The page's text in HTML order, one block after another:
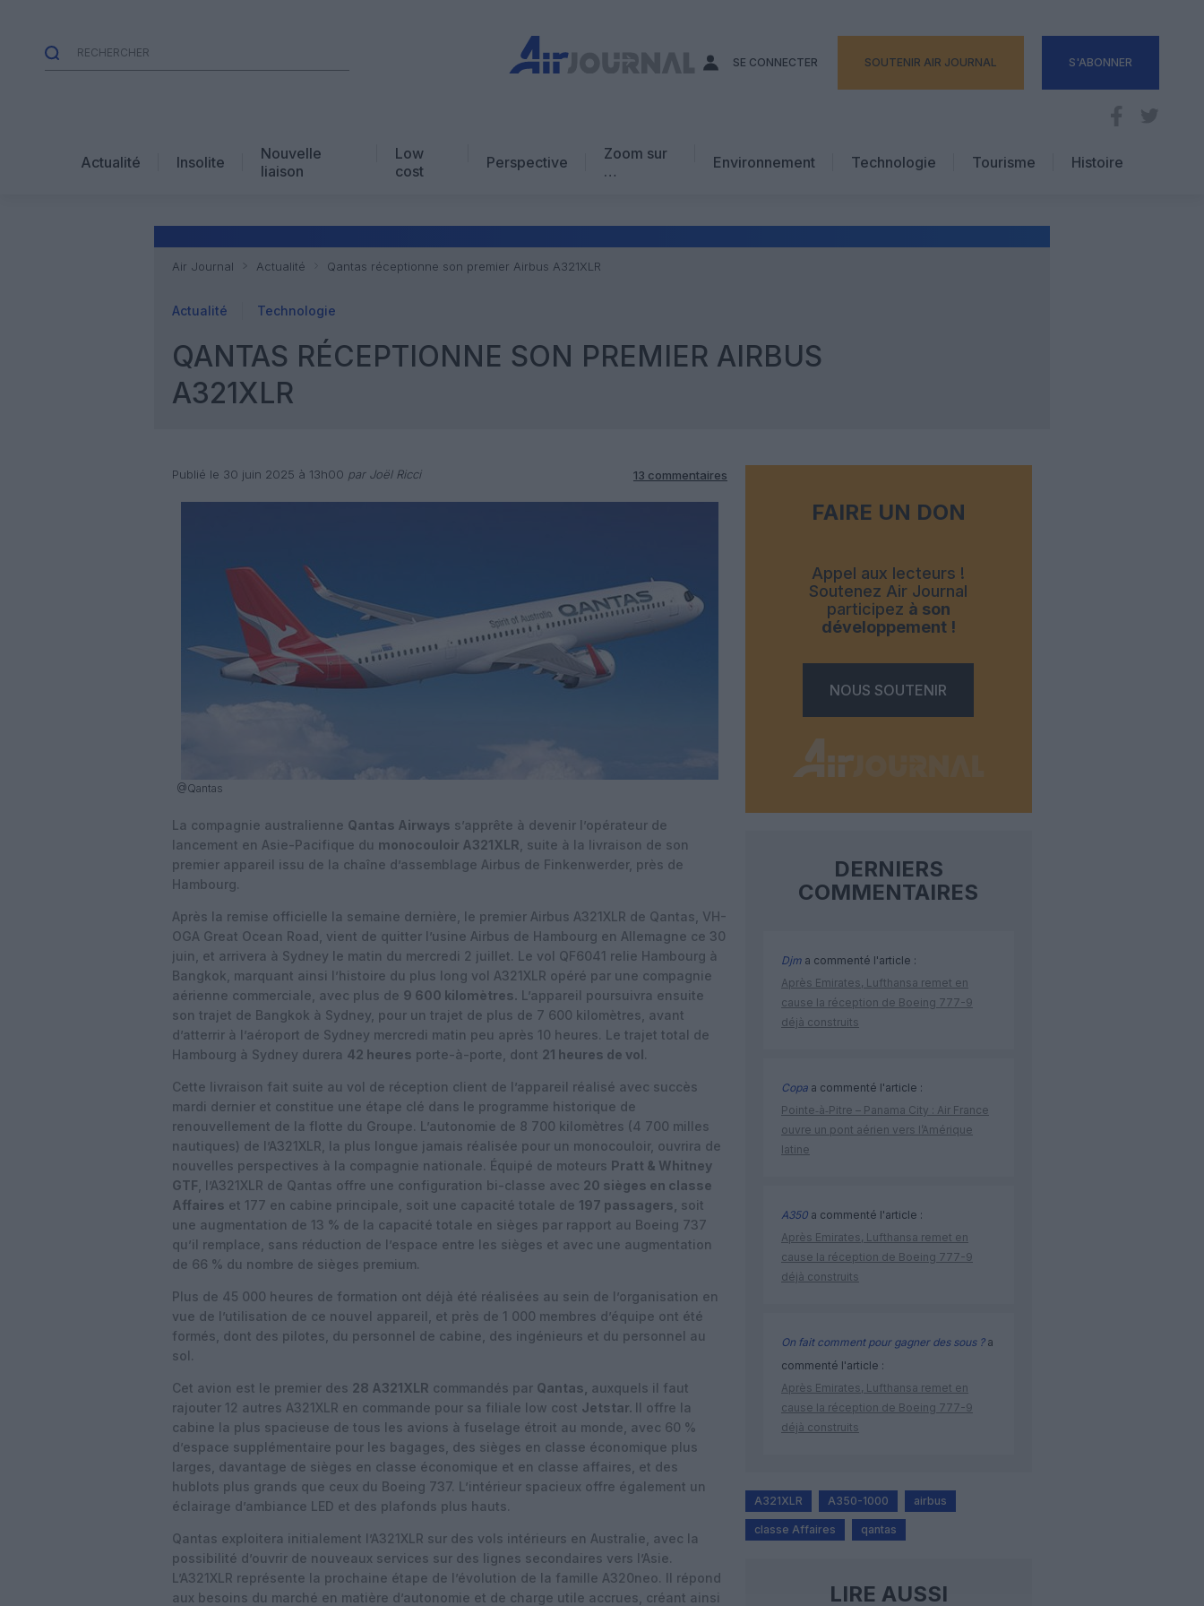
SE CONNECTER SOUTENIR AIR JOURNAL S'ABONNER
Actualité Insolite
Nouvelle
liaison
Low
cost
Perspective
Zoom sur
…
Environnement Technologie
Tourisme
Hôtellerie
Histoire
Air Journal Actualité Qantas réceptionne son premier Airbus A321XLR
Actualité Technologie
QANTAS RÉCEPTIONNE SON PREMIER AIRBUS
A321XLR
Publié le 30 juin 2025 à 13h00 par Joël Ricci 13 commentaires
@Qantas
La compagnie australienne Qantas Airways s’apprête à devenir l’opérateur de
lancement en Asie-Pacifique du monocouloir A321XLR , suite à la livraison de son
premier appareil issu de la chaîne d’assemblage Airbus de Finkenwerder, près de
Hambourg.
Après la remise officielle la semaine dernière, le premier Airbus A321XLR de Qantas, VH-
OGA Great Ocean Road, vient de quitter l’usine Airbus de Hambourg en Allemagne ce 30
juin, et arrivera à Sydney le matin du mercredi 2 juillet. Le vol QF6041 relie Hambourg à
Bangkok, marquant ainsi l’histoire du plus long vol A321XLR opéré par une compagnie
aérienne commerciale, avec plus de 9 600 kilomètres. L’appareil poursuivra ensuite
son trajet de Bangkok à Sydney, pour un trajet de plus de 7 600 kilomètres, avant
d’atterrir à l’aéroport de Sydney mercredi matin peu après 10 heures. Le trajet total de
Hambourg à Sydney durera 42 heures porte-à-porte, dont 21 heures de vol.
Cette livraison fait suite au vol de réception client de l’appareil réalisé avec succès
mardi dernier et constitue une étape clé dans le programme historique de
renouvellement de la flotte du Groupe. L’autonomie de 8 700 kilomètres (4 700 milles
nautiques) de l’A321XLR, la plus longue jamais réalisée pour un monocouloir, ouvrira de
nouvelles perspectives à la compagnie nationale. Équipé de moteurs Pratt & Whitney
GTF , l’A321XLR de Qantas offre une configuration bi-classe avec 20 sièges en classe
Affaires et 177 en cabine principale, soit une capacité totale de 197 passagers, soit
une augmentation de 13 % de la capacité totale en sièges par rapport au Boeing 737
qu’il remplace, sans réduction de l’espace entre les sièges et avec une augmentation
de 66 % du nombre de sièges premium.
Plus de 45 000 heures de formation ont déjà été réalisées au sein de l’organisation en
vue de l’utilisation de ce nouvel appareil, et près de 1 000 membres d’équipe ont été
formés, dont des pilotes, du personnel de cabine, des ingénieurs et du personnel au
sol.
Cet avion est le premier des 28 A321XLR commandés par Qantas, auxquels il faut
rajouter 12 autres A321XLR en commande pour sa filiale low cost Jetstar. Il offre la
cabine la plus spacieuse de tous les avions à fuselage étroit au monde, avec 60 %
d’espace supplémentaire pour les bagages, des sièges en classe économique plus
larges, davantage de sièges en classe économique et en classe affaires, et des
hublots plus grands que ceux du Boeing 737. L’intérieur spacieux offre également un
éclairage d’ambiance LED et des plafonds plus hauts.
Qantas exploitera initialement l’A321XLR sur des vols intérieurs en Australie, avec la
possibilité d’ouvrir de nouveaux services sur des lignes secondaires vers l’Asie.
L’A321XLR représente la prochaine étape de l’évolution de la famille A320neo. Il répond
aux besoins du marché en matière d’autonomie et de charge utile accrues, créant ainsi
FAIRE UN DON
Appel aux lecteurs !
Soutenez Air Journal
participez à son
développement !
NOUS SOUTENIR
DERNIERS
COMMENTAIRES
Djm a commenté l'article :
Après Emirates, Lufthansa remet en
cause la réception de Boeing 777-9
déjà construits
Copa a commenté l'article :
Pointe‑à‑Pitre – Panama City : Air France
ouvre un pont aérien vers l’Amérique
latine
A350 a commenté l'article :
Après Emirates, Lufthansa remet en
cause la réception de Boeing 777-9
déjà construits
On fait comment pour gagner des sous ?a
commenté l'article :
Après Emirates, Lufthansa remet en
cause la réception de Boeing 777-9
déjà construits
A321XLR A350-1000 airbus
classe Affaires qantas
LIRE AUSSI